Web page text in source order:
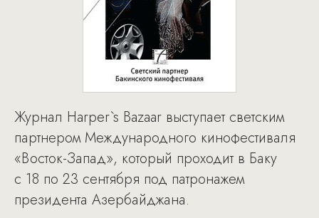
Журнал Harper`s Bazaar выступает светским
партнером Международного кинофестиваля
«Восток-Запад», который проходит в Баку
с 18 по 23 сентября под патронажем
президента Азербайджана.